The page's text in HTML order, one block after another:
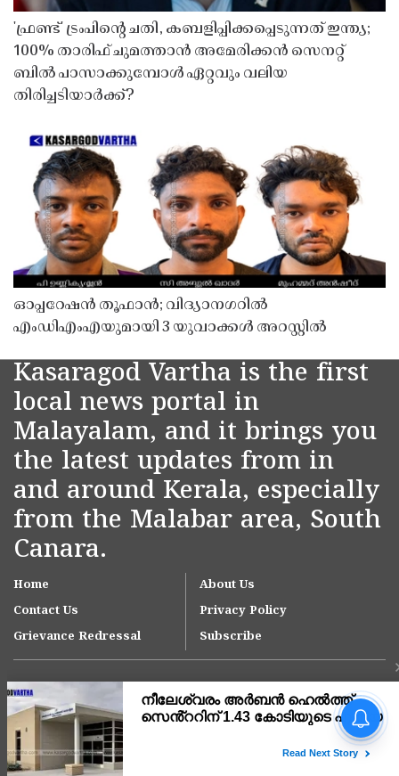
'ഫ്രണ്ട്' ട്രംപിന്റെ ചതി, കബളിപ്പിക്കപ്പെടുന്നത് ഇന്ത്യ;
100% താരിഫ് ചുമത്താൻ അമേരിക്കൻ സെനറ്റ്
ബിൽ പാസാക്കുമ്പോൾ ഏറ്റവും വലിയ
തിരിച്ചടിയാർക്ക്?
ഓപ്പറേഷൻ തൂഫാൻ; വിദ്യാനഗറിൽ
എംഡിഎംഎയുമായി 3 യുവാക്കൾ അറസ്റ്റിൽ
Kasaragod Vartha is the first
local news portal in
Malayalam, and it brings you
the latest updates from in
and around Kerala, especially
from the Malabar area, South
Canara.
Home
About Us
Contact Us
Privacy Policy
Grievance Redressal
Subscribe
Copyright © 2007-
നീലേശ്വരം നഗരസഭയിലെ
ആനച്ചാൽ-ഉച്ചൂളിക്കുതിർ
പരിഹരിക്കാൻ ഇടപെടൽ;